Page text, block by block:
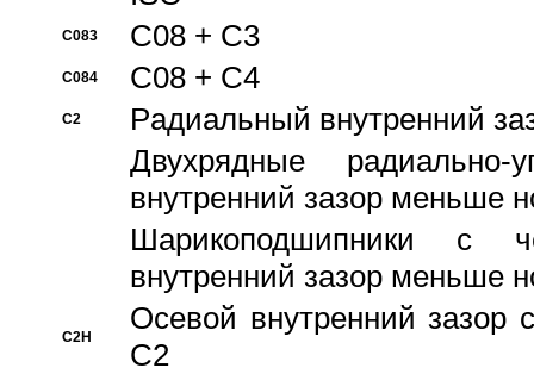
C083 C08 + C3
C084 C08 + C4
C2
Pадиальный внутренний
Двухрядные радиально-
внутренний зазор меньше
Шарикоподшипники с
внутренний зазор меньше
C2H
Осевой внутренний зазор
C2